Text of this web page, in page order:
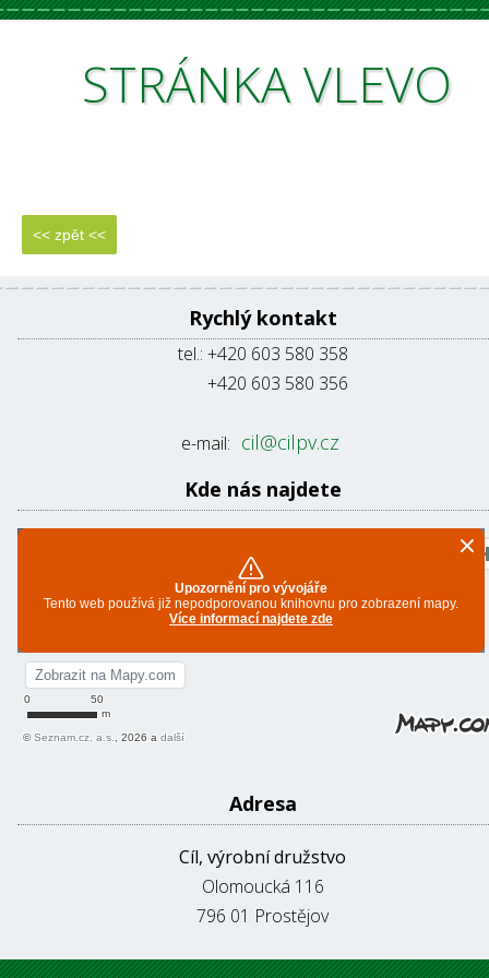
STRÁNKAVLEVO
Rychlý kontakt
tel.: +420 603 580 358
+420 603 580 356
e-mail: cil@cilpv.cz
Kde nás najdete
Adresa
Cíl, výrobní družstvo
Olomoucká 116
796 01 Prostějov